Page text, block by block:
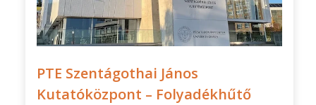
PTE Szentágothai János
Kutatóközpont – Folyadékhűtő